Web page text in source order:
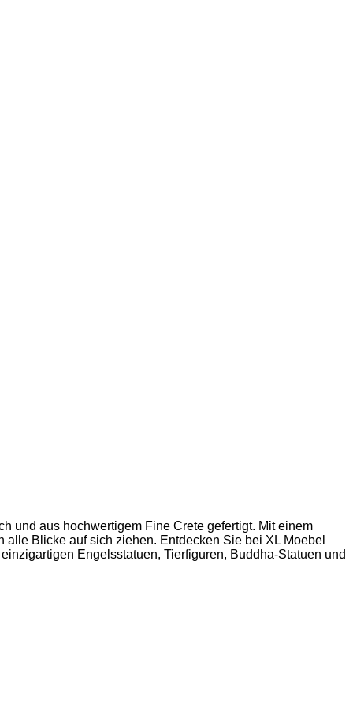
und aus hochwertigem Fine Crete gefertigt. Mit einem
Blicke auf sich ziehen. Entdecken Sie bei XL Moebel
Engelsstatuen, Tierfiguren, Buddha-Statuen und